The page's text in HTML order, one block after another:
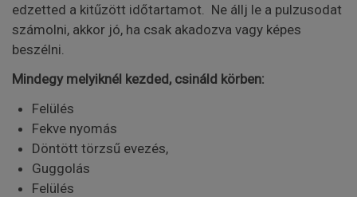
edzetted a kitűzött időtartamot. Ne állj le a pulzusodat
számolni, akkor jó, ha csak akadozva vagy képes
beszélni.
Mindegy melyiknél kezded, csináld körben:
Felülés
Fekve nyomás
Döntött törzsű evezés,
Guggolás
Felülés